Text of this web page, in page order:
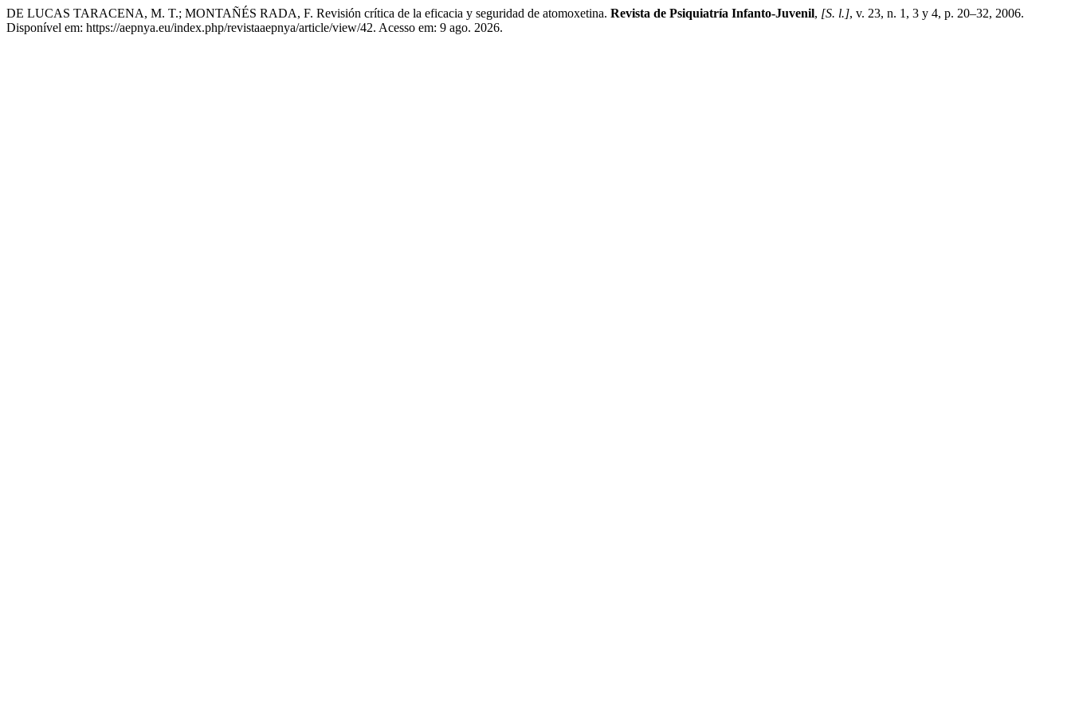
DE LUCAS TARACENA, M. T.; MONTAÑÉS RADA, F. Revisión crítica de la eficacia y seguridad de atomoxetina. Revista de Psiquiatría Infanto-Juvenil, [S. l.], v. 23, n. 1, 3 y 4, p. 20–32, 2006.
Disponível em: https://aepnya.eu/index.php/revistaaepnya/article/view/42. Acesso em: 9 ago. 2026.